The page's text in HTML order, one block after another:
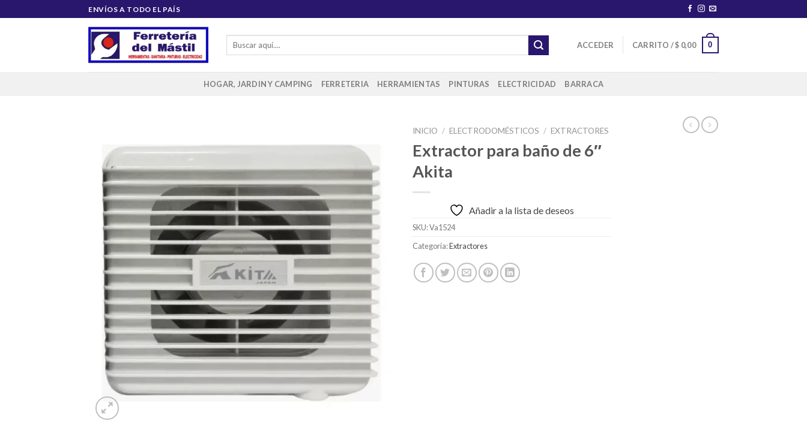
al
ENVÍOS A TODO EL PAÍS
Buscar
ACCEDER CARRITO /$ 0,00 0
HOGAR, JARDIN Y CAMPING FERRETERIA HERRAMIENTAS PINTURAS ELECTRICIDAD BARRACA
Añadir
a la
lista de
deseos
INICIO / ELECTRODOMÉSTICOS / EXTRACTORES
Extractor para baño de 6″
Akita
Añadir a la lista de deseos
SKU:Va1524
Categoría:Extractores